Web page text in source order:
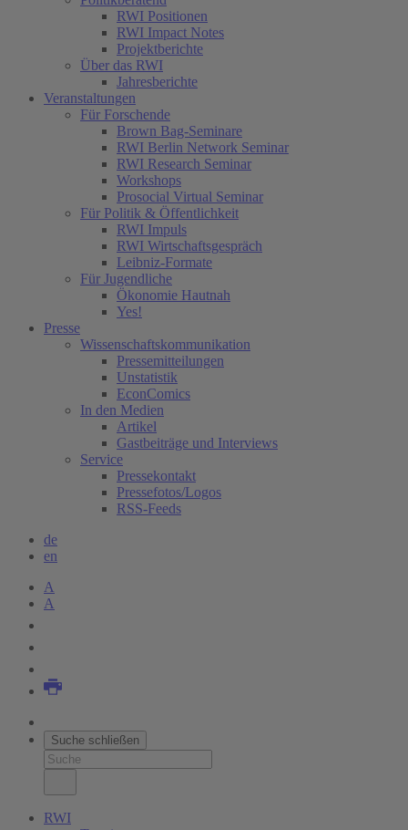
RWI Positionen
RWI Impact Notes(current)
Projektberichte
Über das RWI
Jahresberichte
Veranstaltungen
Für Forschende
Brown Bag-Seminare
RWI Berlin Network Seminar
RWI Research Seminar
Workshops
Prosocial Virtual Seminar
Für Politik & Öffentlichkeit
RWI Impuls
RWI Wirtschaftsgespräch
Leibniz-Formate
Für Jugendliche
Ökonomie Hautnah
Yes!
Presse
Wissenschaftskommunikation
Pressemitteilungen
Unstatistik
EconComics
In den Medien
Artikel
Gastbeiträge und Interviews
Service
Pressekontakt
Pressefotos/Logos
RSS-Feeds
de
en
A
A
Suche schließen
RWI